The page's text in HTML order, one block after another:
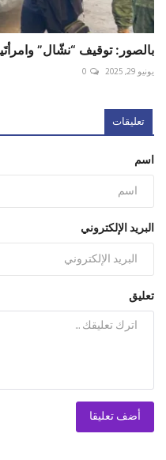
بالصور: توقيف “نشّال”
يونيو 29, 2025 0
تعليقات
اسم
البريد الإلكتروني
تعليق
أضف تعليقا